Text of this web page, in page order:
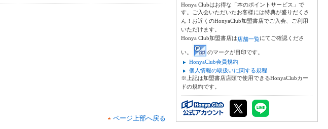
ページ上部へ戻る
Honya Clubはお得な「本のポイントサービス」で
す。ご入会いただいたお客様には特典が盛りだくさ
ん！お近くのHonyaClub加盟書店でご入会、ご利用
いただけます。
Honya Club加盟書店は店舗一覧にてご確認くださ
い。
のマークが目印です。
HonyaClub会員規約
個人情報の取扱いに関する規程
※上記は加盟書店店頭で使用できるHonyaClubカー
ドの規約です。